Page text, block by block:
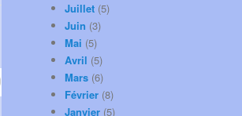
Juillet (5)
Juin (3)
Mai (5)
Avril (5)
Mars (6)
Février (8)
Janvier (5)